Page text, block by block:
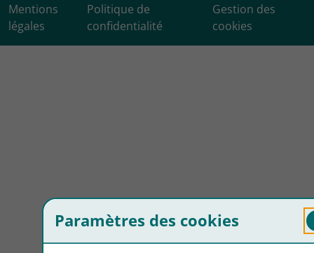
Mentions
légales
Politique de
confidentialité
Gestion des
cookies
Paramètres des cookies